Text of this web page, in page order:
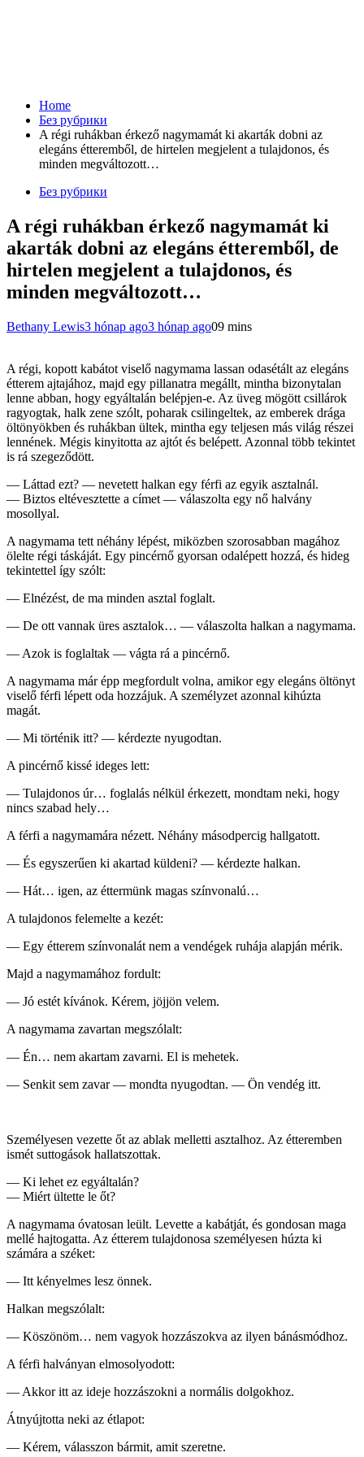
Home
Без рубрики
A régi ruhákban érkező nagymamát ki akarták dobni az
elegáns étteremből, de hirtelen megjelent a tulajdonos, és
minden megváltozott…
Без рубрики
A régi ruhákban érkező nagymamát ki
akarták dobni az elegáns étteremből, de
hirtelen megjelent a tulajdonos, és
minden megváltozott…
Bethany Lewis3 hónap ago3 hónap ago09 mins
A régi, kopott kabátot viselő nagymama lassan odasétált az elegáns
étterem ajtajához, majd egy pillanatra megállt, mintha bizonytalan
lenne abban, hogy egyáltalán belépjen-e. Az üveg mögött csillárok
ragyogtak, halk zene szólt, poharak csilingeltek, az emberek drága
öltönyökben és ruhákban ültek, mintha egy teljesen más világ részei
lennének. Mégis kinyitotta az ajtót és belépett. Azonnal több tekintet
is rá szegeződött.
— Láttad ezt? — nevetett halkan egy férfi az egyik asztalnál.
— Biztos eltévesztette a címet — válaszolta egy nő halvány
mosollyal.
A nagymama tett néhány lépést, miközben szorosabban magához
ölelte régi táskáját. Egy pincérnő gyorsan odalépett hozzá, és hideg
tekintettel így szólt:
— Elnézést, de ma minden asztal foglalt.
— De ott vannak üres asztalok… — válaszolta halkan a nagymama.
— Azok is foglaltak — vágta rá a pincérnő.
A nagymama már épp megfordult volna, amikor egy elegáns öltönyt
viselő férfi lépett oda hozzájuk. A személyzet azonnal kihúzta
magát.
— Mi történik itt? — kérdezte nyugodtan.
A pincérnő kissé ideges lett:
— Tulajdonos úr… foglalás nélkül érkezett, mondtam neki, hogy
nincs szabad hely…
A férfi a nagymamára nézett. Néhány másodpercig hallgatott.
— És egyszerűen ki akartad küldeni? — kérdezte halkan.
— Hát… igen, az éttermünk magas színvonalú…
A tulajdonos felemelte a kezét:
— Egy étterem színvonalát nem a vendégek ruhája alapján mérik.
Majd a nagymamához fordult:
— Jó estét kívánok. Kérem, jöjjön velem.
A nagymama zavartan megszólalt:
— Én… nem akartam zavarni. El is mehetek.
— Senkit sem zavar — mondta nyugodtan. — Ön vendég itt.
Személyesen vezette őt az ablak melletti asztalhoz. Az étteremben
ismét suttogások hallatszottak.
— Ki lehet ez egyáltalán?
— Miért ültette le őt?
A nagymama óvatosan leült. Levette a kabátját, és gondosan maga
mellé hajtogatta. Az étterem tulajdonosa személyesen húzta ki
számára a széket:
— Itt kényelmes lesz önnek.
Halkan megszólalt:
— Köszönöm… nem vagyok hozzászokva az ilyen bánásmódhoz.
A férfi halványan elmosolyodott:
— Akkor itt az ideje hozzászokni a normális dolgokhoz.
Átnyújtotta neki az étlapot:
— Kérem, válasszon bármit, amit szeretne.